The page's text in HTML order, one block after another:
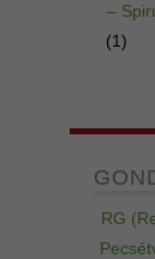
–
(1)
RG